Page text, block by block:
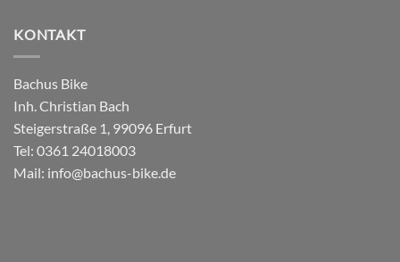
KONTAKT
Bachus Bike
Inh. Christian Bach
Steigerstraße 1, 99096 Erfurt
Tel: 0361 24018003
Mail: info@bachus-bike.de